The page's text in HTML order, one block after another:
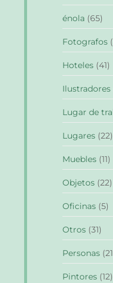
énola (65)
Fotografos
Hoteles (41)
Ilustradores
Lugar de
Lugares (22)
Muebles (11)
Objetos (22)
Oficinas (5)
Otros (31)
Personas
Pintores (12)